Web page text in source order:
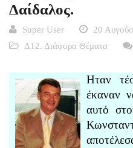
Δαίδαλος.
Super User
20
Δ12. Διάφορα Θέματα
Ηταν
έκαναν
αυτό